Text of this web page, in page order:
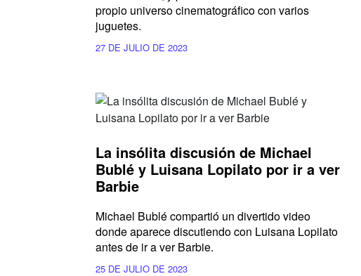
propio universo cinematográfico con varios
juguetes.
27 DE JULIO DE 2023
La insólita discusión de Michael
Bublé y Luisana Lopilato por ir a ver
Barbie
Michael Bublé compartió un divertido video
donde aparece discutiendo con Luisana Lopilato
antes de ir a ver Barbie.
25 DE JULIO DE 2023